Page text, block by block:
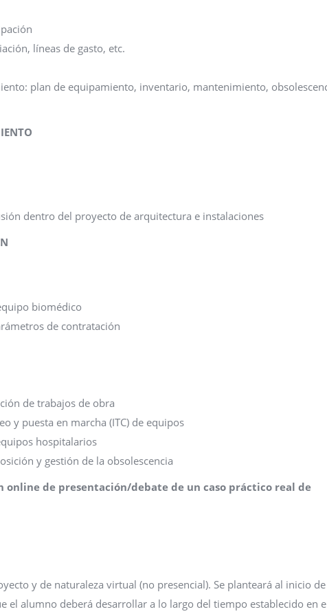
líneas de gasto, etc.
plan de equipamiento, inventario, mantenimiento,
dentro del proyecto de arquitectura e instalaciones
biomédico
de contratación
de trabajos de obra
y puesta en marcha (ITC) de equipos
hospitalarios
y gestión de la obsolescencia
online de presentación/debate de un caso práctico real de
y de naturaleza virtual (no presencial). Se planteará al inicio
el alumno deberá desarrollar a lo largo del tiempo establecido en